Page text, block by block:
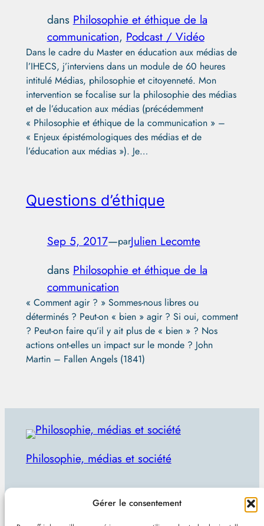
Gérer le consentement
dans Philosophie et éthique de la
communication, Podcast / Vidéo
Dans le cadre du Master en éducation aux médias de
l’IHECS, j’interviens dans un module de 60 heures
intitulé Médias, philosophie et citoyenneté. Mon
intervention se focalise sur la philosophie des médias
et de l’éducation aux médias (précédemment
« Philosophie et éthique de la communication » –
« Enjeux épistémologiques des médias et de
l’éducation aux médias »). Je…
Questions d’éthique
Sep 5, 2017—parJulien Lecomte
dans Philosophie et éthique de la
communication
« Comment agir ? » Sommes-nous libres ou
déterminés ? Peut-on « bien » agir ? Si oui, comment
? Peut-on faire qu’il y ait plus de « bien » ? Nos
actions ont-elles un impact sur le monde ? John
Martin – Fallen Angels (1841)
Philosophie, médias et société